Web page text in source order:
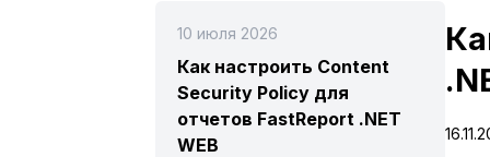
10 июля 2026
Как настроить Content
Security Policy для
отчетов FastReport .NET
WEB